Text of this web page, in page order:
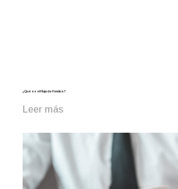
¿Qué es el Flujo de Fondos?
Leer más